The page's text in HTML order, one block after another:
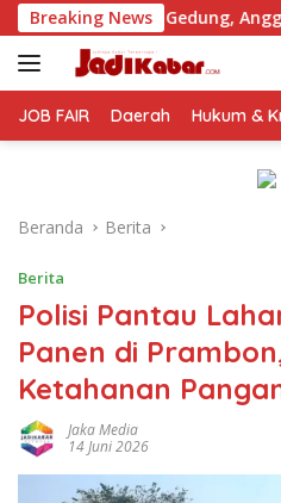
Langsung
ke
konten
Breaking News
Anggota Komite SMAN 1
JOB FAIR Daerah Hukum &
Beranda Berita
Berita
Polisi Pantau
Panen di
Ketahanan
Jaka Media
14 Juni 2026